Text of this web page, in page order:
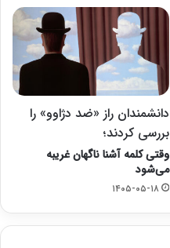
دانشمندان راز «ضد دژاوو» را
بررسی کردند؛
وقتی کلمه آشنا ناگهان غریبه
می‌شود
۱۴۰۵-۰۵-۱۸